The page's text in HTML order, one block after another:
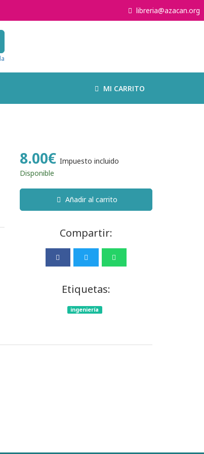
libreria@azacan.org
MI CARRITO
8.00€ Impuesto incluido
Disponible
Añadir al carrito
Compartir:
Etiquetas:
ingeniería